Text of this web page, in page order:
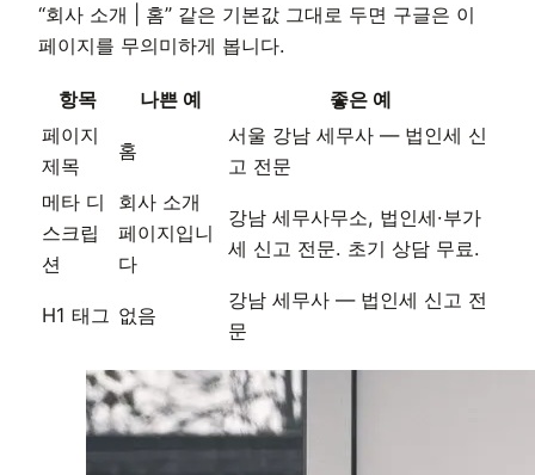
“회사 소개 | 홈” 같은 기본값 그대로 두면 구글은 이
페이지를 무의미하게 봅니다.
항목 나쁜 예
좋은 예
페이지
제목
홈
서울 강남 세무사 — 법인세 신
고 전문
메타 디
스크립
션
회사 소개
페이지입니
다
강남 세무사무소, 법인세·부가
세 신고 전문. 초기 상담 무료.
H1 태그 없음
강남 세무사 — 법인세 신고 전
문